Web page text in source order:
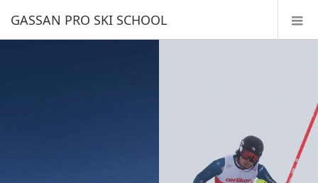
GASSAN PRO SKI SCHOOL